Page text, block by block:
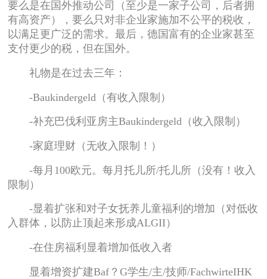
要么是在国外推动公司（至少是一家子公司，后者拥
有高资产），要么只对非企业家施加不公平的税收，
以满足更广泛的需求。最后，德国富有的企业家甚至
支付更少的税，但在国外。
礼物是在过去三年：
-Baukindergeld（有收入限制）
-补充巴伐利亚房主Baukindergeld（收入限制）
-家庭理财（无收入限制！）
-每月100欧元。每月托儿所/托儿所（没有！收入
限制）
-显着扩张和对子女抚养儿童福利的增加（对低收
入群体，以防止顶起来形成ALGII）
-在住房福利显着增加低收入者
显着增资扩建Baf？G学生/主/技师/FachwirteIHK